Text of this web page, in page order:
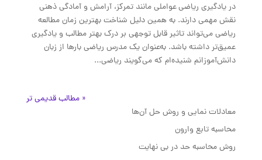
در یادگیری ریاضی عواملی مانند تمرکز، آرامش و آمادگی ذهنی
نقش مهمی دارند. به همین دلیل شناخت بهترین زمان مطالعه
ریاضی می‌تواند تاثیر قابل توجهی بر درک بهتر مطالب و یادگیری
عمیق‌تر داشته باشد. به‌عنوان یک مدرس ریاضی بارها از زبان
دانش‌آموزانم شنیده‌ام که می‌گویند ریاضی...
« مطالب قدیمی تر
معادلات نمایی و روش حل آن‌ها
محاسبه تابع وارون
روش محاسبه حد در بی نهایت